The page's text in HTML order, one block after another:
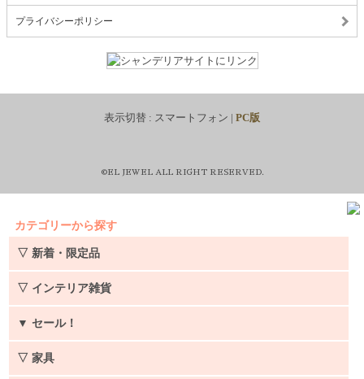
プライバシーポリシー
表示切替 : スマートフォン | PC版
©EL JEWEL ALL RIGHT RESERVED.
カテゴリーから探す
▽ 新着・限定品
▽ インテリア雑貨
▼ セール！
▽ 家具